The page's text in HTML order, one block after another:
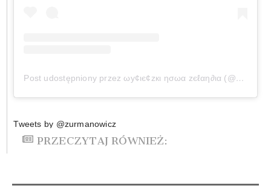
Post udostępniony przez ωу¢ιє¢zкι ησωα zєℓαη∂ια (@wycieczkinowazelandia)
Tweets by @zurmanowicz
PRZECZYTAJ RÓWNIEŻ: